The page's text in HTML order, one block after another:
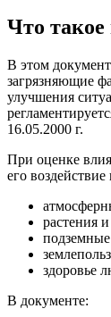
Что
В этом
загрязняющие
улучшения
16.05.2000 г.
При оценке
его
растения
здоровье
В документе: